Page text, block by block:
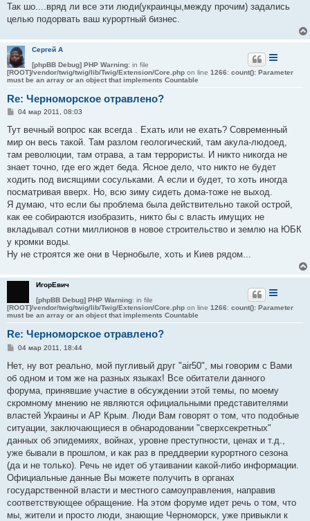
Так шо....вряд ли все эти люди(украинцы,между прочим) задались
целью подорвать ваш курортный бизнес.
Сергей А
[phpBB Debug] PHP Warning: in file
[ROOT]/vendor/twig/twig/lib/Twig/Extension/Core.php on line 1266: count(): Parameter
must be an array or an object that implements Countable
Re: Черноморское отравлено?
С
о
щ
е
и
е
04 мар 2011, 08:03
Тут вечный вопрос как всегда . Ехать или не ехать? Современный
мир он весь такой. Там разлом геологический, там акула-людоед,
там революции, там отрава, а там террористы. И никто никогда не
знает точно, где его ждет беда. Ясное дело, что никто не будет
ходить под висящими сосульками. А если и будет, то хоть иногда
посматривая вверх. Но, всю зиму сидеть дома-тоже не выход.
Я думаю, что если бы проблема была действительно такой острой,
как ее собираются изобразить, никто бы с власть имущих не
вкладывал сотни миллионов в новое строительство и землю на ЮБК
у кромки воды.
Ну не строятся же они в Чернобыле, хоть и Киев рядом...
ИгорЕвич
[phpBB Debug] PHP Warning: in file
[ROOT]/vendor/twig/twig/lib/Twig/Extension/Core.php on line 1266: count(): Parameter
must be an array or an object that implements Countable
Re: Черноморское отравлено?
С
о
щ
е
и
е
04 мар 2011, 18:44
Нет, ну вот реально, мой пугливый друг "air50", мы говорим с Вами
об одном и том же на разных языках! Все обитатели данного
форума, принявшие участие в обсуждении этой темы, по моему
скромному мнению не являются официальными представителями
властей Украины и АР Крым. Люди Вам говорят о том, что подобные
ситуации, заключающиеся в обнародовании "сверхсекретных"
данных об эпидемиях, войнах, уровне преступности, ценах и т.д.,
уже бывали в прошлом, и как раз в преддверии курортного сезона
(да и не только). Речь не идет об утаивании какой-либо информации.
Официальные данные Вы можете получить в органах
государственной власти и местного самоуправления, направив
соответствующее обращение. На этом форуме идет речь о том, что
мы, жители и просто люди, знающие Черноморск, уже привыкли к